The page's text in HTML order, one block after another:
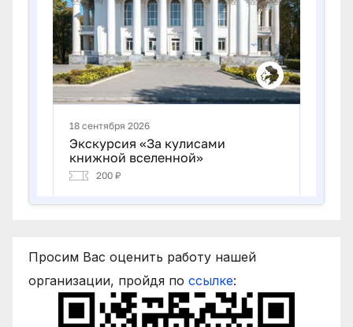
Просим Вас оценить работу нашей
организации, пройдя по ссылке: